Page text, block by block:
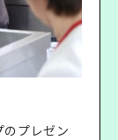
プレゼン